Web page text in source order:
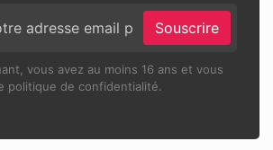
Souscrire
vous avez au moins 16 ans et vous
politique de confidentialité.